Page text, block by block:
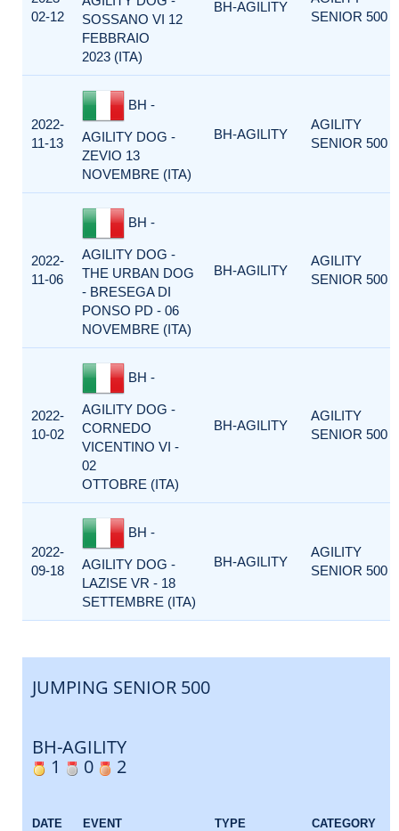
02-12
SOSSANO VI 12
FEBBRAIO
2023 (ITA)
BH-AGILITY
SENIOR 500
2022-
11-13
BH -
AGILITY DOG -
ZEVIO 13
NOVEMBRE (ITA)
BH-AGILITY
AGILITY
SENIOR 500
2022-
11-06
BH -
AGILITY DOG -
THE URBAN DOG
- BRESEGA DI
PONSO PD - 06
NOVEMBRE (ITA)
BH-AGILITY
AGILITY
SENIOR 500
2022-
10-02
BH -
AGILITY DOG -
CORNEDO
VICENTINO VI -
02
OTTOBRE (ITA)
BH-AGILITY
AGILITY
SENIOR 500
2022-
09-18
BH -
AGILITY DOG -
LAZISE VR - 18
SETTEMBRE (ITA)
BH-AGILITY
AGILITY
SENIOR 500
JUMPING SENIOR 500
BH-AGILITY
1
0 2
DATE EVENT TYPE CATEGORY